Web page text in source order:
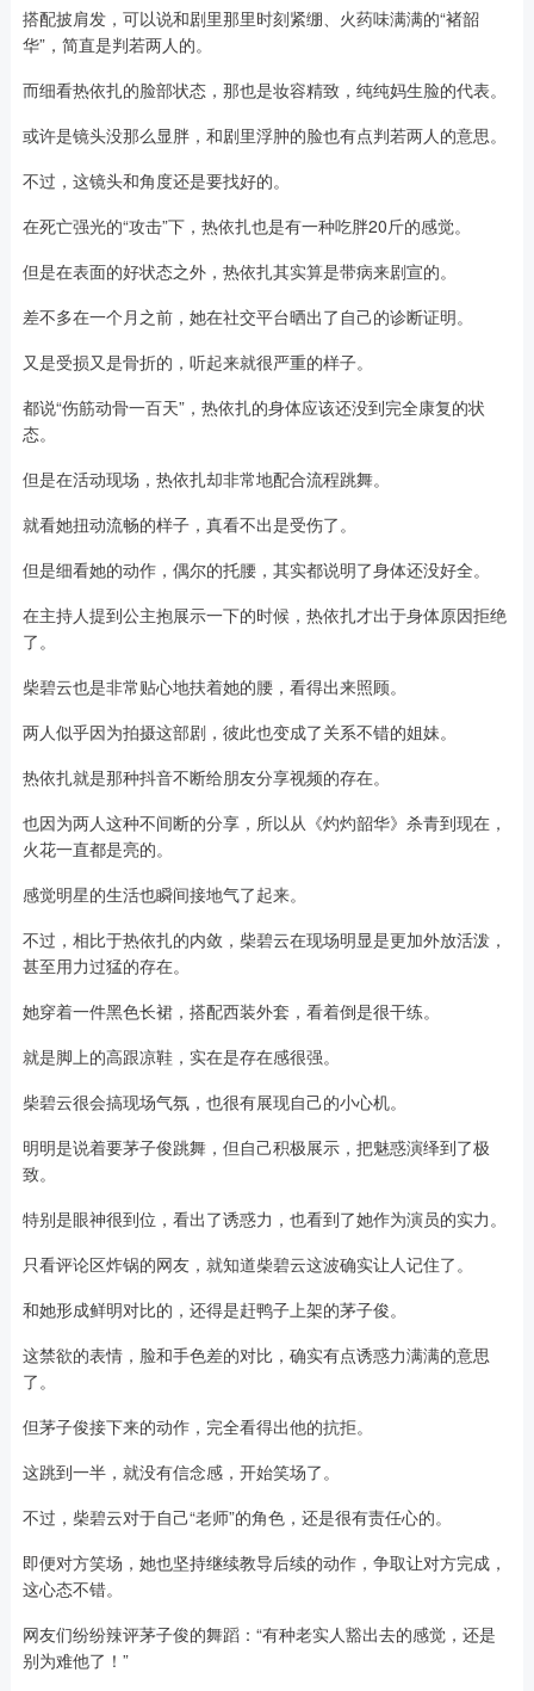
搭配披肩发，可以说和剧里那里时刻紧绷、火药味满满的“褚韶
华”，简直是判若两人的。
而细看热依扎的脸部状态，那也是妆容精致，纯纯妈生脸的代表。
或许是镜头没那么显胖，和剧里浮肿的脸也有点判若两人的意思。
不过，这镜头和角度还是要找好的。
在死亡强光的“攻击”下，热依扎也是有一种吃胖20斤的感觉。
但是在表面的好状态之外，热依扎其实算是带病来剧宣的。
差不多在一个月之前，她在社交平台晒出了自己的诊断证明。
又是受损又是骨折的，听起来就很严重的样子。
都说“伤筋动骨一百天”，热依扎的身体应该还没到完全康复的状
态。
但是在活动现场，热依扎却非常地配合流程跳舞。
就看她扭动流畅的样子，真看不出是受伤了。
但是细看她的动作，偶尔的托腰，其实都说明了身体还没好全。
在主持人提到公主抱展示一下的时候，热依扎才出于身体原因拒绝
了。
柴碧云也是非常贴心地扶着她的腰，看得出来照顾。
两人似乎因为拍摄这部剧，彼此也变成了关系不错的姐妹。
热依扎就是那种抖音不断给朋友分享视频的存在。
也因为两人这种不间断的分享，所以从《灼灼韶华》杀青到现在，
火花一直都是亮的。
感觉明星的生活也瞬间接地气了起来。
不过，相比于热依扎的内敛，柴碧云在现场明显是更加外放活泼，
甚至用力过猛的存在。
她穿着一件黑色长裙，搭配西装外套，看着倒是很干练。
就是脚上的高跟凉鞋，实在是存在感很强。
柴碧云很会搞现场气氛，也很有展现自己的小心机。
明明是说着要茅子俊跳舞，但自己积极展示，把魅惑演绎到了极
致。
特别是眼神很到位，看出了诱惑力，也看到了她作为演员的实力。
只看评论区炸锅的网友，就知道柴碧云这波确实让人记住了。
和她形成鲜明对比的，还得是赶鸭子上架的茅子俊。
这禁欲的表情，脸和手色差的对比，确实有点诱惑力满满的意思
了。
但茅子俊接下来的动作，完全看得出他的抗拒。
这跳到一半，就没有信念感，开始笑场了。
不过，柴碧云对于自己“老师”的角色，还是很有责任心的。
即便对方笑场，她也坚持继续教导后续的动作，争取让对方完成，
这心态不错。
网友们纷纷辣评茅子俊的舞蹈：“有种老实人豁出去的感觉，还是
别为难他了！”